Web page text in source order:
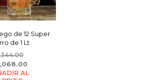
de 12 Super
de 1 Lt
Original
price
was:
price
AL